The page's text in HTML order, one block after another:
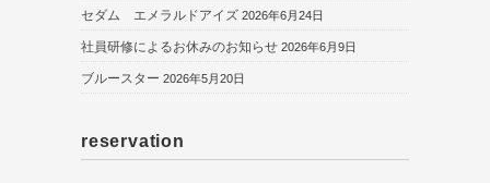
セダム エメラルドアイズ 2026年6月24日
社員研修によるお休みのお知らせ 2026年6月9日
ブルースター 2026年5月20日
reservation